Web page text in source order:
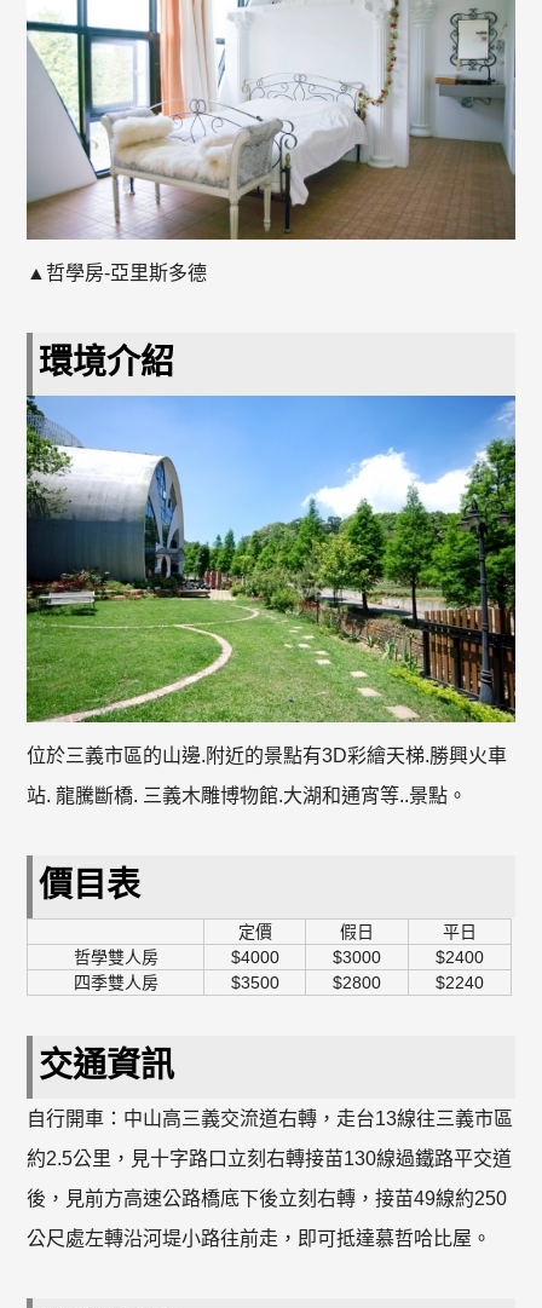
▲哲學房-亞里斯多德
環境介紹
位於三義市區的山邊.附近的景點有3D彩繪天梯.勝興火車
站. 龍騰斷橋. 三義木雕博物館.大湖和通宵等..景點。
價目表
定價 假日
平日
哲學雙人房
$4000 $3000
$2400
四季雙人房
$3500 $2800 $2240
交通資訊
自行開車：中山高三義交流道右轉，走台13線往三義市區
約2.5公里，見十字路口立刻右轉接苗130線過鐵路平交道
後，見前方高速公路橋底下後立刻右轉，接苗49線約250
公尺處左轉沿河堤小路往前走，即可抵達慕哲哈比屋。